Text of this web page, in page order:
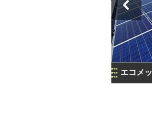
エコメ